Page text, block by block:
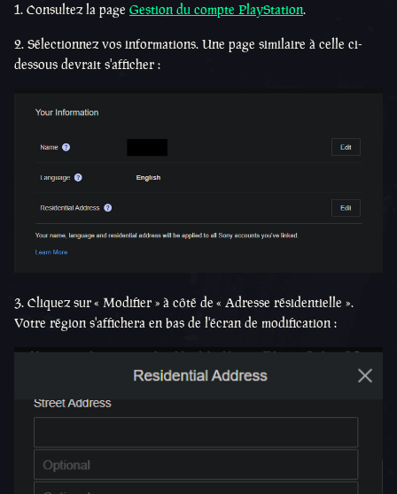
1. Consultez la page Gestion du compte PlayStation.
2. Sélectionnez vos informations. Une page similaire à celle ci-
dessous devrait s'afficher :
3. Cliquez sur « Modifier » à côté de « Adresse résidentielle ».
Votre région s'affichera en bas de l'écran de modification :